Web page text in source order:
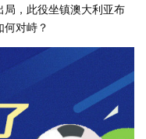
，此役坐镇澳大利亚布
对峙？